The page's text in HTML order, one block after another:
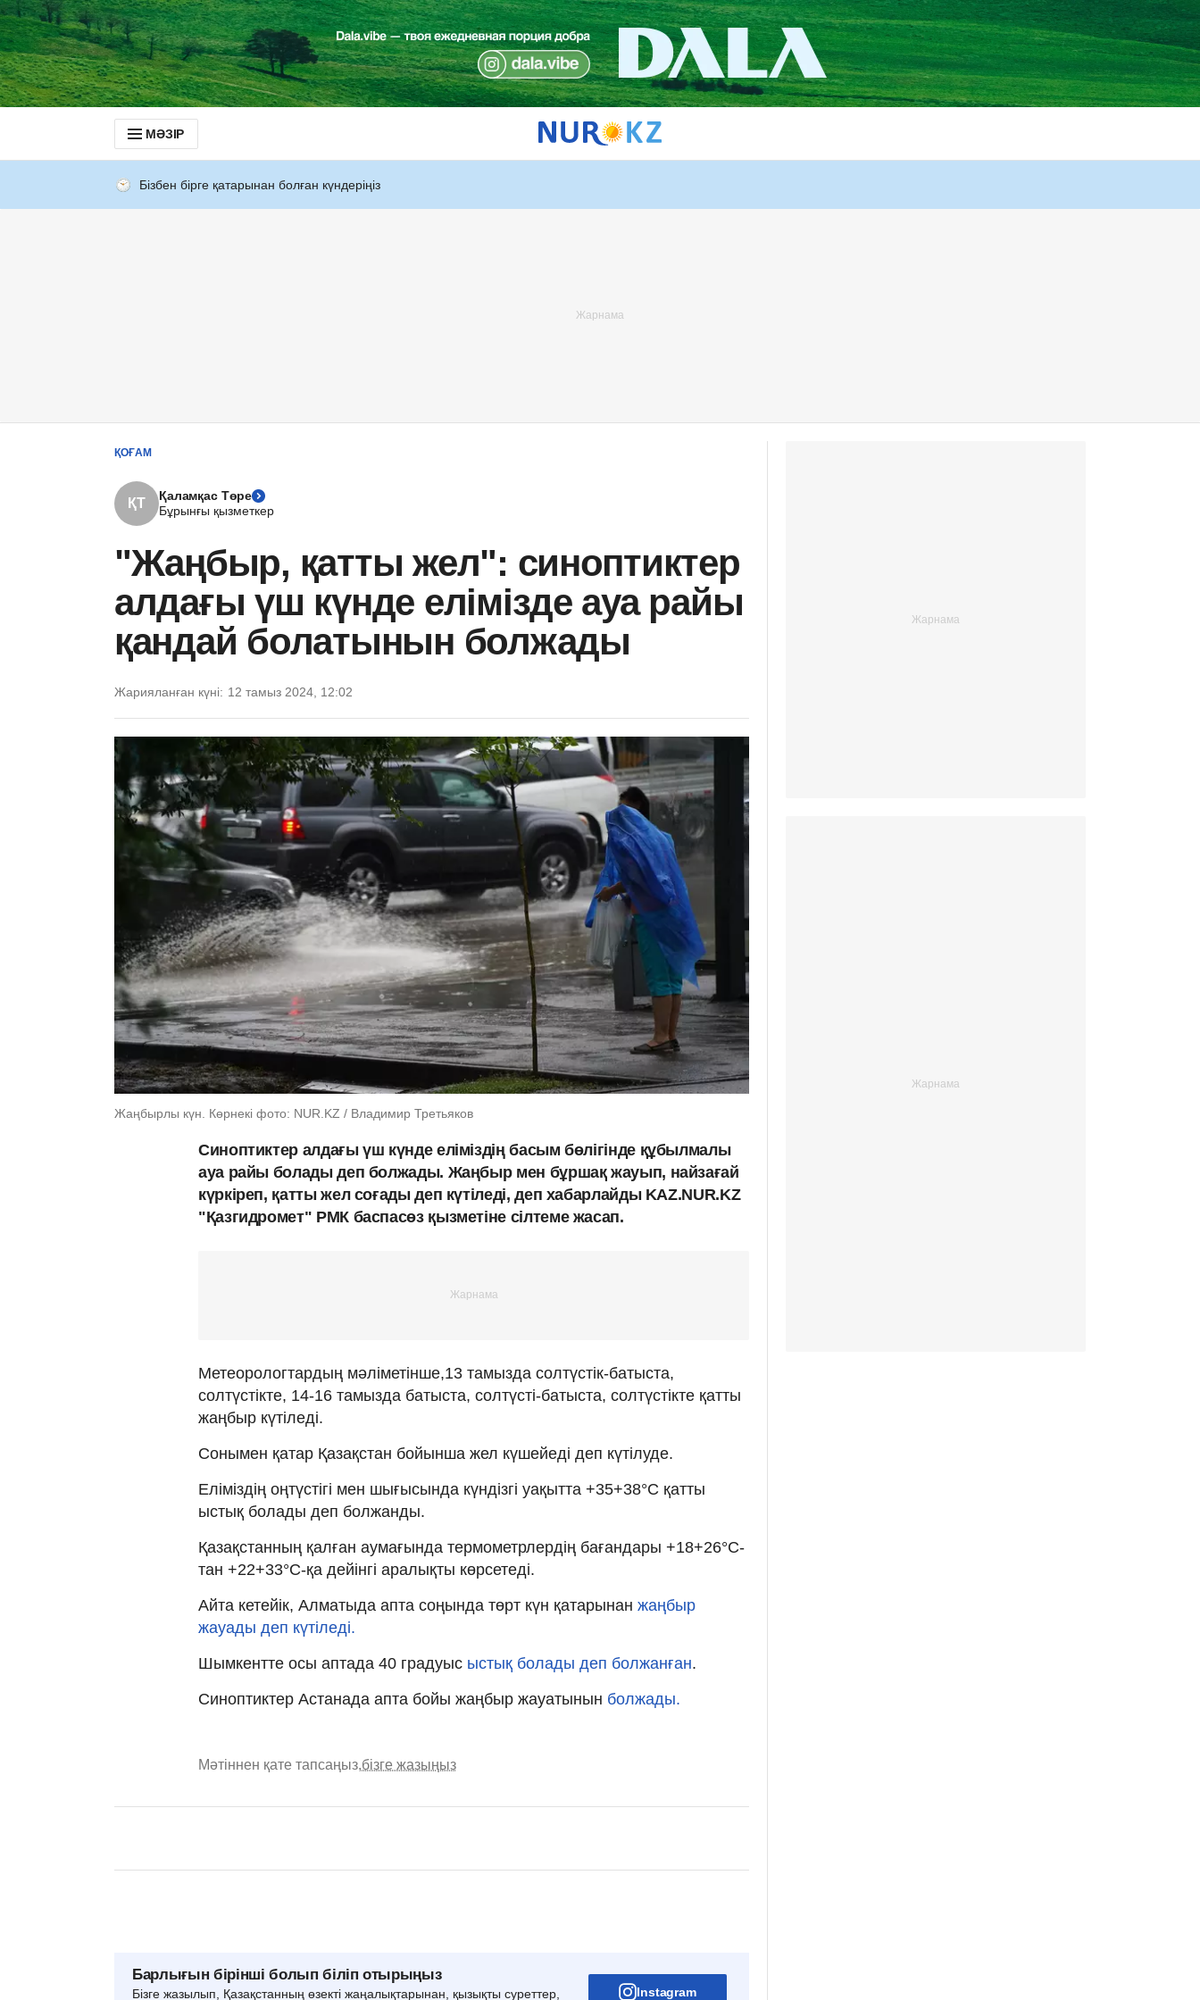
МӘЗІР
Бізбен бірге қатарынан болған күндеріңіз
ҚОҒАМ
ҚТ
Қаламқас Төре
Бұрынғы қызметкер
"Жаңбыр, қатты жел": синоптиктер
алдағы үш күнде елімізде ауа райы
қандай болатынын болжады
Жарияланған күні: 12 тамыз 2024, 12:02
Жаңбырлы күн. Көрнекі фото: NUR.KZ / Владимир Третьяков
Синоптиктер алдағы үш күнде еліміздің басым бөлігінде құбылмалы
ауа райы болады деп болжады. Жаңбыр мен бұршақ жауып, найзағай
күркіреп, қатты жел соғады деп күтіледі, деп хабарлайды KAZ.NUR.KZ
"Қазгидромет" РМК баспасөз қызметіне сілтеме жасап.
Метеорологтардың мәліметінше,13 тамызда солтүстік-батыста,
солтүстікте, 14-16 тамызда батыста, солтүсті-батыста, солтүстікте қатты
жаңбыр күтіледі.
Сонымен қатар Қазақстан бойынша жел күшейеді деп күтілуде.
Еліміздің оңтүстігі мен шығысында күндізгі уақытта +35+38°С қатты
ыстық болады деп болжанды.
Қазақстанның қалған аумағында термометрлердің бағандары +18+26°С-
тан +22+33°С-қа дейінгі аралықты көрсетеді.
Айта кетейік, Алматыда апта соңында төрт күн қатарынан жаңбыр
жауады деп күтіледі.
Шымкентте осы аптада 40 градуыс ыстық болады деп болжанған.
Синоптиктер Астанада апта бойы жаңбыр жауатынын болжады.
Мәтіннен қате тапсаңыз,бізге жазыңыз
Барлығын бірінші болып біліп отырыңыз
Бізге жазылып, Қазақстанның өзекті жаңалықтарынан, қызықты суреттер, Instagram